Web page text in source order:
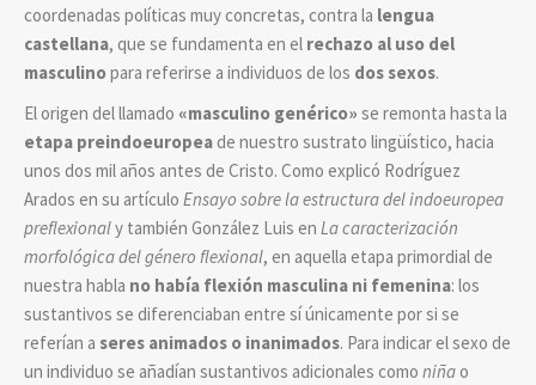
coordenadas políticas muy concretas, contra la lengua
castellana, que se fundamenta en el rechazo al uso del
masculinopara referirse a individuos de los dos sexos.
El origen del llamado «masculino genérico» se remonta hasta la
etapa preindoeuropeade nuestro sustrato lingüístico, hacia
unos dos mil años antes de Cristo. Como explicó Rodríguez
Arados en su artículo Ensayo sobre la estructura del indoeuropea
preflexionaly también González Luis en La caracterización
morfológica del género flexional, en aquella etapa primordial de
nuestra habla no había flexión masculina ni femenina: los
sustantivos se diferenciaban entre sí únicamente por si se
referían a seres animados o inanimados. Para indicar el sexo de
un individuo se añadían sustantivos adicionales como niñao